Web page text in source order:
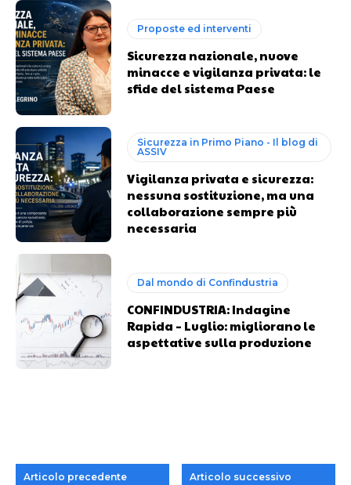
Proposte ed interventi
Sicurezza nazionale, nuove
minacce e vigilanza privata: le
sfide del sistema Paese
Sicurezza in Primo Piano - Il blog di
ASSIV
Vigilanza privata e sicurezza:
nessuna sostituzione, ma una
collaborazione sempre più
necessaria
Dal mondo di Confindustria
CONFINDUSTRIA: Indagine
Rapida – Luglio: migliorano le
aspettative sulla produzione
Articolo precedente Articolo successivo